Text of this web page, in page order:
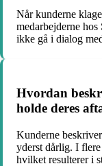
Når kunderne
medarbejderne
ikke gå i dialog
Hvordan
holde deres
Kunderne
yderst dårlig. I
hvilket resulterer i